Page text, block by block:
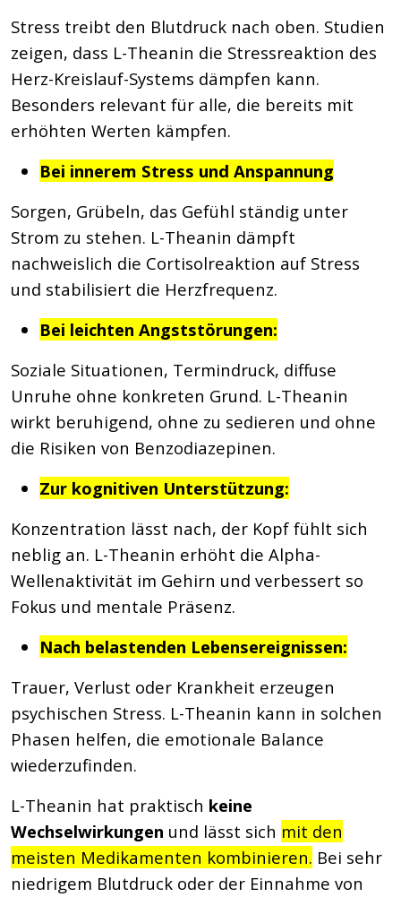
Stress treibt den Blutdruck nach oben. Studien
zeigen, dass L-Theanin die Stressreaktion des
Herz-Kreislauf-Systems dämpfen kann.
Besonders relevant für alle, die bereits mit
erhöhten Werten kämpfen.
Bei innerem Stress und Anspannung
Sorgen, Grübeln, das Gefühl ständig unter
Strom zu stehen. L-Theanin dämpft
nachweislich die Cortisolreaktion auf Stress
und stabilisiert die Herzfrequenz.
Bei leichten Angststörungen:
Soziale Situationen, Termindruck, diffuse
Unruhe ohne konkreten Grund. L-Theanin
wirkt beruhigend, ohne zu sedieren und ohne
die Risiken von Benzodiazepinen.
Zur kognitiven Unterstützung:
Konzentration lässt nach, der Kopf fühlt sich
neblig an. L-Theanin erhöht die Alpha-
Wellenaktivität im Gehirn und verbessert so
Fokus und mentale Präsenz.
Nach belastenden Lebensereignissen:
Trauer, Verlust oder Krankheit erzeugen
psychischen Stress. L-Theanin kann in solchen
Phasen helfen, die emotionale Balance
wiederzufinden.
L-Theanin hat praktisch keine
Wechselwirkungen und lässt sich mit den
meisten Medikamenten kombinieren. Bei sehr
niedrigem Blutdruck oder der Einnahme von